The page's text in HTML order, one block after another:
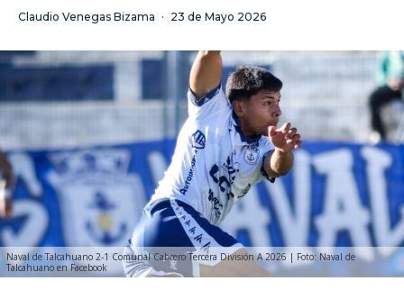
Claudio Venegas Bizama · 23 de Mayo 2026
Naval de Talcahuano 2-1 Comunal Cabrero Tercera División A 2026 | Foto: Naval de
Talcahuano en Facebook